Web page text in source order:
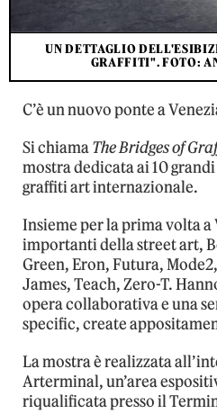
UN DETTAGLIO
GRAFFITI". FOTO:
C’è un nuovo ponte a
Si chiamaThe Bridges of
mostra dedicata ai 10
graffiti art internazionale.
Insieme per la prima volta
importanti della street art,
Green, Eron, Futura,
James, Teach, Zero-T.
opera collaborativa e una
specific, create
La mostra è realizzata
Arterminal, un’area
riqualificata presso il